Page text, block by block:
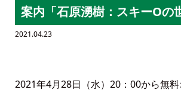
案内「石原湧樹：スキーOの
2021.04.23
2021年4月28日（水）20：00から無